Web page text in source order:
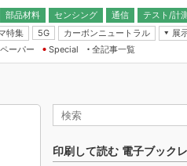
部品材料 センシング
通信
テスト/計
特集
5G カーボンニュートラル
展
IoT・エッジコンピューティング
EXPO
TECHNO-FRONTIER
ーパー
Special
全記事一覧
印刷して読む 電子ブック